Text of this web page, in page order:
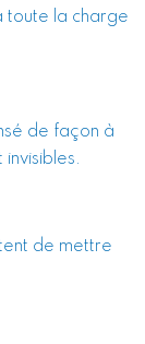
toute la charge
de façon à
de mettre